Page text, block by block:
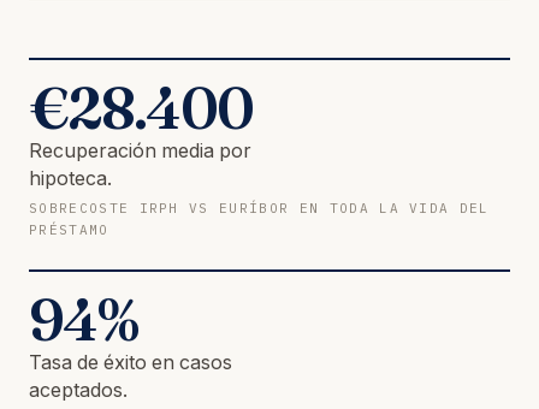
€28.400
Recuperación media por
hipoteca.
SOBRECOSTE IRPH VS EURÍBOR EN TODA LA VIDA DEL
PRÉSTAMO
94%
Tasa de éxito en casos
aceptados.